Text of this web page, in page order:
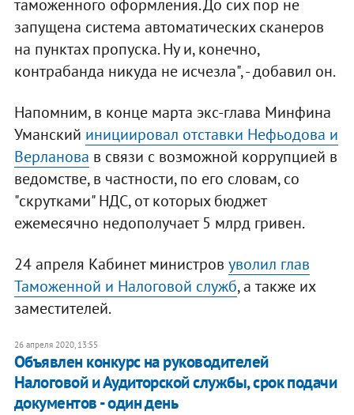
таможенного оформления. До сих пор не
запущена система автоматических сканеров
на пунктах пропуска. Ну и, конечно,
контрабанда никуда не исчезла", - добавил он.
Напомним, в конце марта экс-глава Минфина
Уманский инициировал отставки Нефьодова и
Верланова в связи с возможной коррупцией в
ведомстве, в частности, по его словам, со
"скрутками" НДС, от которых бюджет
ежемесячно недополучает 5 млрд гривен.
24 апреля Кабинет министров уволил глав
Таможенной и Налоговой служб, а также их
заместителей.
26 апреля 2020, 13:55
Объявлен конкурс на руководителей
Налоговой и Аудиторской службы, срок подачи
документов - один день